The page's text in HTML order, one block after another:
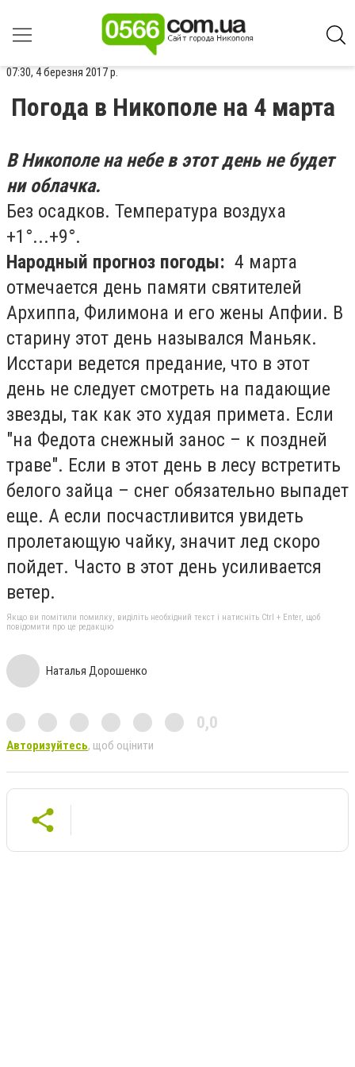
07:30, 4 березня 2017 р.
Погода в Никополе на 4 марта
В Никополе на небе в этот день не будет
ни облачка.
Без осадков. Температура воздуха
+1°...+9°.
Народный прогноз погоды: 4 марта
отмечается день памяти святителей
Архиппа, Филимона и его жены Апфии. В
старину этот день назывался Маньяк.
Исстари ведется предание, что в этот
день не следует смотреть на падающие
звезды, так как это худая примета. Если
"на Федота снежный занос – к поздней
траве". Если в этот день в лесу встретить
белого зайца – снег обязательно выпадет
еще. А если посчастливится увидеть
пролетающую чайку, значит лед скоро
пойдет. Часто в этот день усиливается
ветер.
Якщо ви помітили помилку, виділіть необхідний текст і натисніть Ctrl + Enter, щоб
повідомити про це редакцію
Наталья Дорошенко
0,0
Авторизуйтесь, щоб оцінити